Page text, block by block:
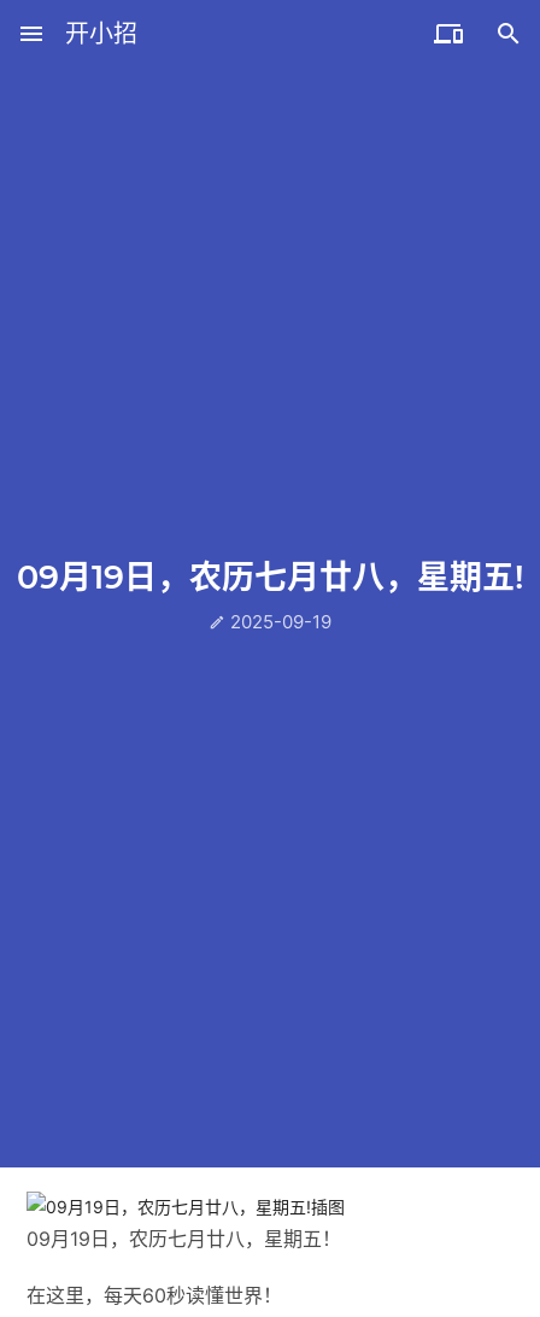
menu 开小招  
09月19日，农历七月廿八，星期五!
 2025-09-19
09月19日，农历七月廿八，星期五！
在这里，每天60秒读懂世界！